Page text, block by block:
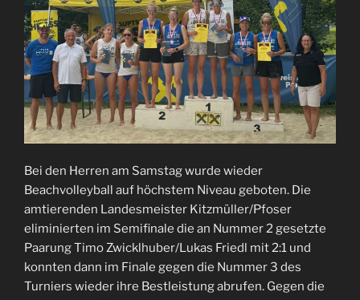
Bei den Herren am Samstag wurde wieder
Beachvolleyball auf höchstem Niveau geboten. Die
amtierenden Landesmeister Kitzmüller/Pfoser
eliminierten im Semifinale die an Nummer 2 gesetzte
Paarung Timo Zwicklhuber/Lukas Friedl mit 2:1 und
konnten dann im Finale gegen die Nummer 3 des
Turniers wieder ihre Bestleistung abrufen. Gegen die